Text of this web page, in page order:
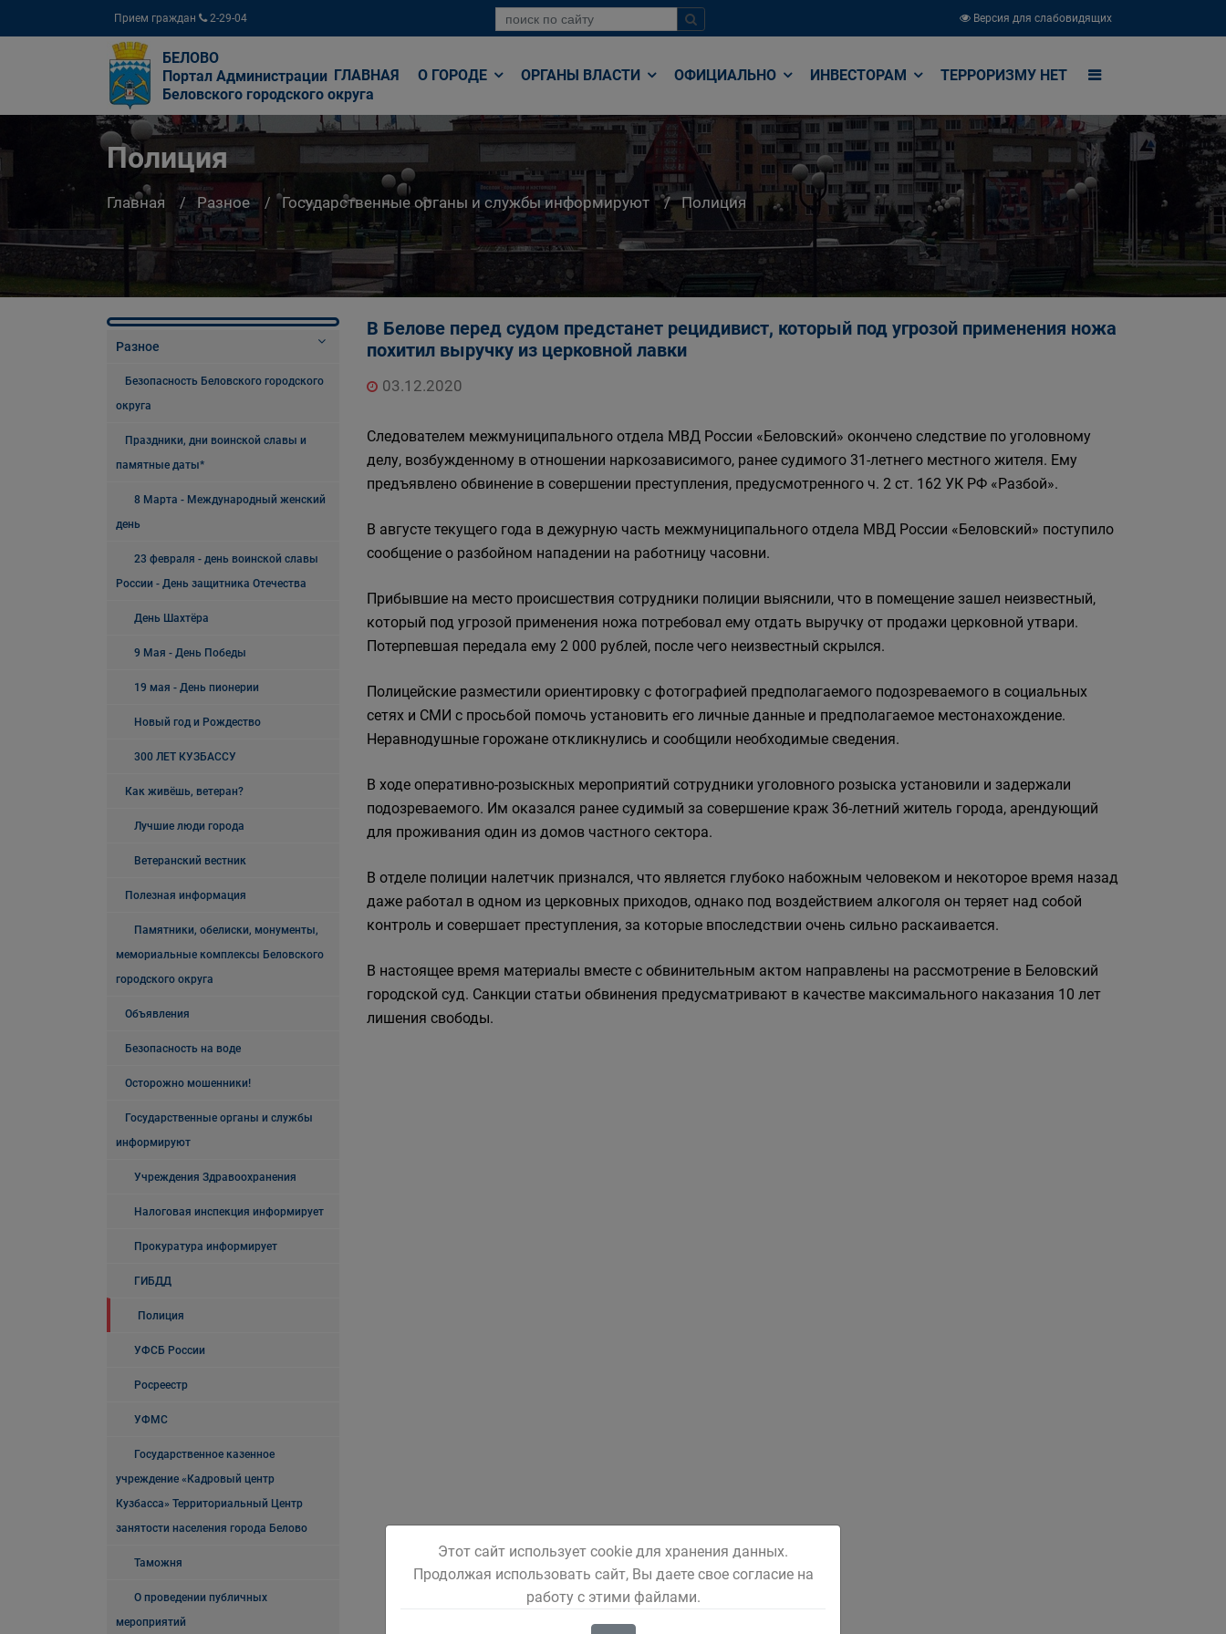
Прием граждан 2-29-04 Версия для слабовидящих
БЕЛОВО
Портал Администрации
Беловского городского округа
ГЛАВНАЯ О ГОРОДЕ ОРГАНЫ ВЛАСТИ ОФИЦИАЛЬНО ИНВЕСТОРАМ ТЕРРОРИЗМУ НЕТ
Полиция
Главная Разное Государственные органы и службы информируют Полиция
Разное
Безопасность Беловского городского
округа
Праздники, дни воинской славы и
памятные даты*
8 Марта - Международный женский
день
23 февраля - день воинской славы
России - День защитника Отечества
День Шахтёра
9 Мая - День Победы
19 мая - День пионерии
Новый год и Рождество
300 ЛЕТ КУЗБАССУ
Как живёшь, ветеран?
Лучшие люди города
Ветеранский вестник
Полезная информация
Памятники, обелиски, монументы,
мемориальные комплексы Беловского
городского округа
Объявления
Безопасность на воде
Осторожно мошенники!
Государственные органы и службы
информируют
Учреждения Здравоохранения
Налоговая инспекция информирует
Прокуратура информирует
ГИБДД
Полиция
УФСБ России
Росреестр
УФМС
Государственное казенное
учреждение «Кадровый центр
Кузбасса» Территориальный Центр
занятости населения города Белово
Таможня
О проведении публичных
мероприятий
В Белове перед судом предстанет рецидивист, который под угрозой применения ножа
похитил выручку из церковной лавки
03.12.2020
Следователем межмуниципального отдела МВД России «Беловский» окончено следствие по уголовному
делу, возбужденному в отношении наркозависимого, ранее судимого 31-летнего местного жителя. Ему
предъявлено обвинение в совершении преступления, предусмотренного ч. 2 ст. 162 УК РФ «Разбой».
В августе текущего года в дежурную часть межмуниципального отдела МВД России «Беловский» поступило
сообщение о разбойном нападении на работницу часовни.
Прибывшие на место происшествия сотрудники полиции выяснили, что в помещение зашел неизвестный,
который под угрозой применения ножа потребовал ему отдать выручку от продажи церковной утвари.
Потерпевшая передала ему 2 000 рублей, после чего неизвестный скрылся.
Полицейские разместили ориентировку с фотографией предполагаемого подозреваемого в социальных
сетях и СМИ с просьбой помочь установить его личные данные и предполагаемое местонахождение.
Неравнодушные горожане откликнулись и сообщили необходимые сведения.
В ходе оперативно-розыскных мероприятий сотрудники уголовного розыска установили и задержали
подозреваемого. Им оказался ранее судимый за совершение краж 36-летний житель города, арендующий
для проживания один из домов частного сектора.
В отделе полиции налетчик признался, что является глубоко набожным человеком и некоторое время назад
даже работал в одном из церковных приходов, однако под воздействием алкоголя он теряет над собой
контроль и совершает преступления, за которые впоследствии очень сильно раскаивается.
В настоящее время материалы вместе с обвинительным актом направлены на рассмотрение в Беловский
городской суд. Санкции статьи обвинения предусматривают в качестве максимального наказания 10 лет
лишения свободы.
Этот сайт использует cookie для хранения данных.
Продолжая использовать сайт, Вы даете свое согласие на
работу с этими файлами.